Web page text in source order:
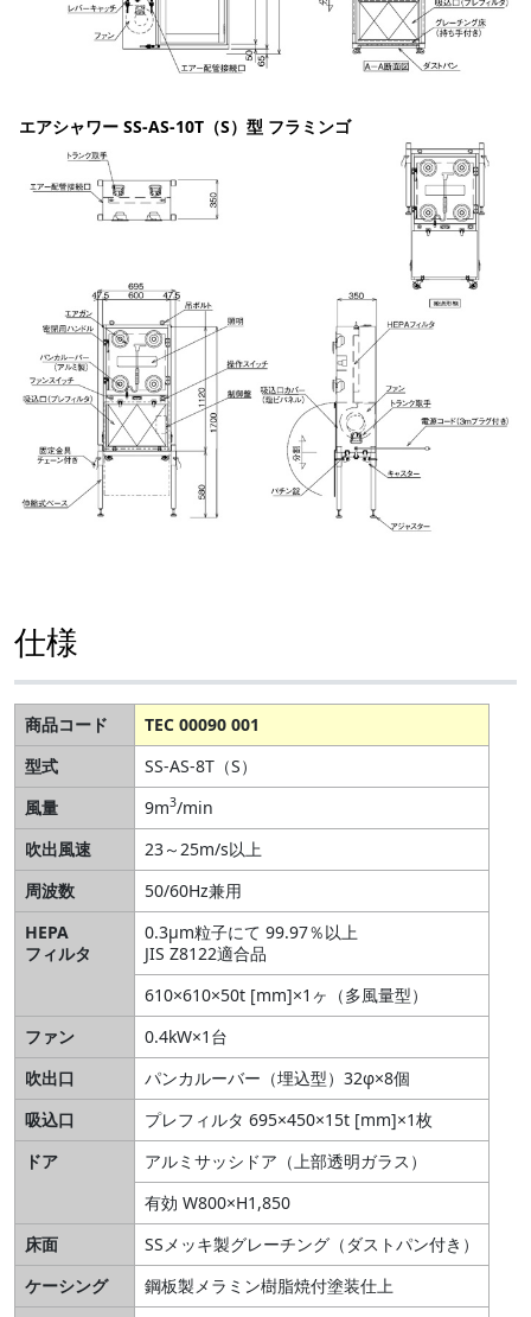
エアシャワー SS-AS-10T（S）型 フラミンゴ
仕様
商品コード
TEC 00090 001
型式
SS-AS-8T（S）
風量
9m3/min
吹出風速
23～25m/s以上
周波数
50/60Hz兼用
HEPA
フィルタ
0.3μm粒子にて 99.97％以上
JIS Z8122適合品
610×610×50t [mm]×1ヶ（多風量型）
ファン
0.4kW×1台
吹出口
パンカルーバー（埋込型）32φ×8個
吸込口
プレフィルタ 695×450×15t [mm]×1枚
ドア
アルミサッシドア（上部透明ガラス）
有効 W800×H1,850
床面
SSメッキ製グレーチング（ダストパン付き）
ケーシング
鋼板製メラミン樹脂焼付塗装仕上